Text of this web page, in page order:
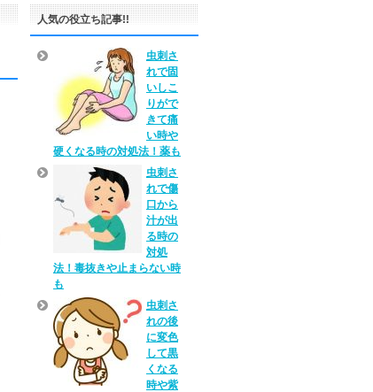
人気の役立ち記事!!
虫刺さ
れで固
いしこ
りがで
きて痛
い時や
硬くなる時の対処法！薬も
虫刺さ
れで傷
口から
汁が出
る時の
対処
法！毒抜きや止まらない時
も
虫刺さ
れの後
に変色
して黒
くなる
時や紫